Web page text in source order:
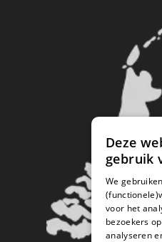
Deze
gebruik
We
voor het
bezoekers
analyseren